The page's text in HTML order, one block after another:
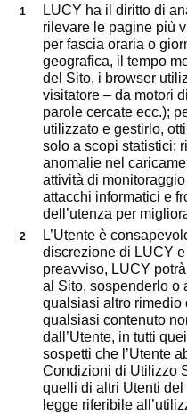
LUCY ha il diritto di
rilevare le pagine più
per fascia oraria o
geografica, il tempo
del Sito, i browser
visitatore – da motori
parole cercate ecc.);
utilizzato e gestirlo,
solo a scopi statistici;
anomalie nel
attività di
attacchi informatici e
dell’utenza per
L’Utente è
discrezione di LUCY
preavviso, LUCY
al Sito, sospenderlo o
qualsiasi altro
qualsiasi contenuto
dall’Utente, in tutti
sospetti che l’Utente
Condizioni di Utilizzo
quelli di altri Utenti
legge riferibile